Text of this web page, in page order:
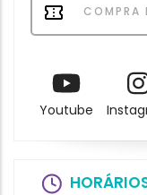
COMPRA
Youtube